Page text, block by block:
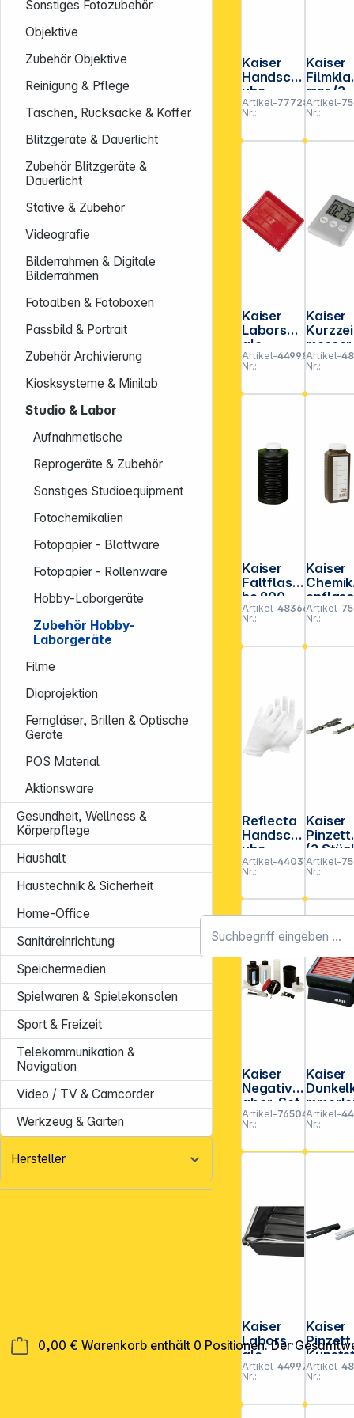
0,00 € Warenkorb enthält 0 Positionen. Der
Sonstiges Fotozubehör
Objektive
Zubehör Objektive
Reinigung & Pflege
Taschen, Rucksäcke & Koffer
Blitzgeräte & Dauerlicht
Zubehör Blitzgeräte &
Dauerlicht
Stative & Zubehör
Videografie
Bilderrahmen & Digitale
Bilderrahmen
Fotoalben & Fotoboxen
Passbild & Portrait
Zubehör Archivierung
Kiosksysteme & Minilab
Studio & Labor
Aufnahmetische
Reprogeräte & Zubehör
Sonstiges Studioequipment
Fotochemikalien
Fotopapier - Blattware
Fotopapier - Rollenware
Hobby-Laborgeräte
Zubehör Hobby-
Laborgeräte
Filme
Diaprojektion
Ferngläser, Brillen & Optische
Geräte
POS Material
Aktionsware
Gesundheit, Wellness &
Körperpflege
Haushalt
Haustechnik & Sicherheit
Home-Office
Sanitäreinrichtung
Speichermedien
Spielwaren & Spielekonsolen
Sport & Freizeit
Telekommunikation &
Navigation
Video / TV & Camcorder
Werkzeug & Garten
Hersteller
Kaiser
Handsch
uhe
Baumwol
le Größe
L
Artikel-
Nr.:
777282
Kaiser
mer (2
Stück)
4117
Artikel-
Nr.:
Kaiser
Laborsch
ale
30x40
Artikel-
Nr.:
449986
Kaiser
messer
4216
Artikel-
Nr.:
Kaiser
Faltflasc
he 900-
2000 ml
4199
Artikel-
Nr.:
483669
Kaiser
e
braun
Artikel-
Nr.:
Reflecta
Handsch
uhe
Baumwol
le
Artikel-
Nr.:
440379
Kaiser
(2
4067
Artikel-
Nr.:
Kaiser
Negativl
abor-Set
4299
Artikel-
Nr.:
765040
Kaiser
hte
Artikel-
Nr.:
Kaiser
Laborsch
ale
30x40
schwarz
4172
Artikel-
Nr.:
449979
Kaiser
ff 2 St
4062
Artikel-
Nr.: